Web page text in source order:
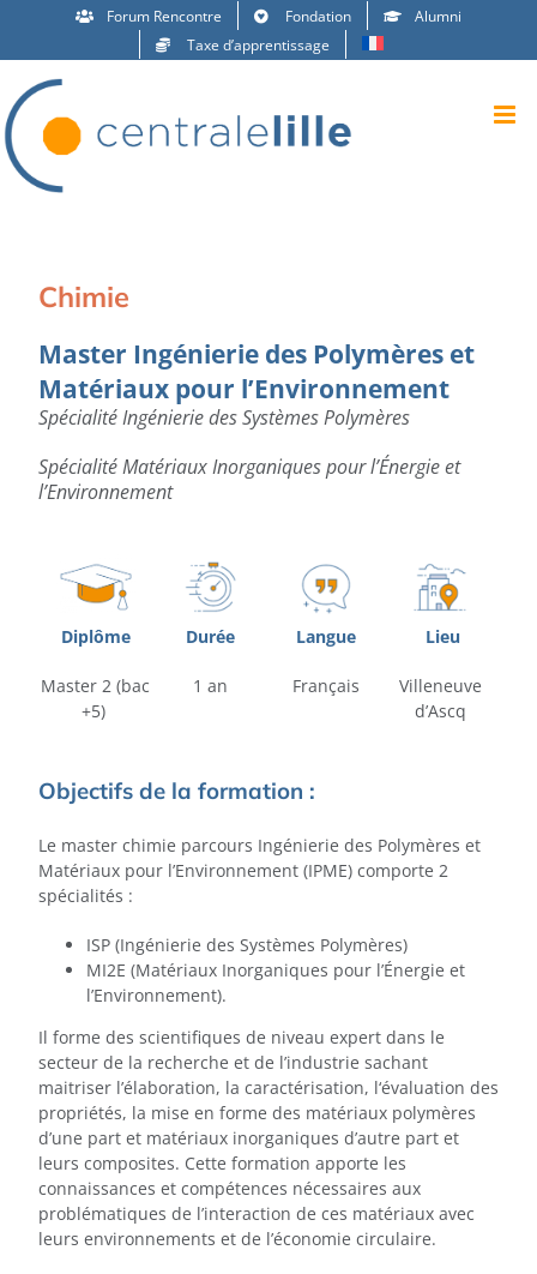
contenu
Forum Rencontre Fondation
Alumni
Taxe d’apprentissage
Chimie
Master Ingénierie des Polymères et
Matériaux pour l’Environnement
Spécialité Ingénierie des Systèmes Polymères
Spécialité Matériaux Inorganiques pour l’Énergie et
l’Environnement
Diplôme
Master 2 (bac
+5)
Durée
1 an
Langue
Français
Lieu
Villeneuve
d’Ascq
Objectifs de la formation :
Le master chimie parcours Ingénierie des Polymères et
Matériaux pour l’Environnement (IPME) comporte 2
spécialités :
ISP (Ingénierie des Systèmes Polymères)
MI2E (Matériaux Inorganiques pour l’Énergie et
l’Environnement).
Il forme des scientifiques de niveau expert dans le
secteur de la recherche et de l’industrie sachant
maitriser l’élaboration, la caractérisation, l‘évaluation des
propriétés, la mise en forme des matériaux polymères
d’une part et matériaux inorganiques d’autre part et
leurs composites. Cette formation apporte les
connaissances et compétences nécessaires aux
problématiques de l’interaction de ces matériaux avec
leurs environnements et de l’économie circulaire.